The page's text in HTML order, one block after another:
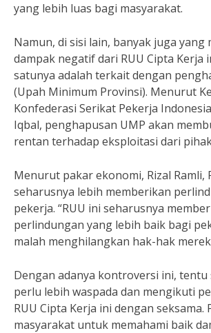
yang lebih luas bagi masyarakat.
Namun, di sisi lain, banyak juga yang
dampak negatif dari RUU Cipta Kerja
satunya adalah terkait dengan
(Upah Minimum Provinsi). Menurut
Konfederasi Serikat Pekerja Indonesia
Iqbal, penghapusan UMP akan
rentan terhadap eksploitasi dari
Menurut pakar ekonomi, Rizal Ramli,
seharusnya lebih memberikan
pekerja. “RUU ini seharusnya
perlindungan yang lebih baik bagi
malah menghilangkan hak-hak
Dengan adanya kontroversi ini, tentu
perlu lebih waspada dan mengikuti
RUU Cipta Kerja ini dengan seksama.
masyarakat untuk memahami baik